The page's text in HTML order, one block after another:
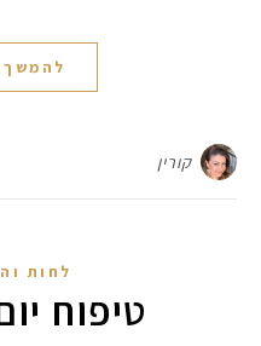
קורין
לחות
טיפוח